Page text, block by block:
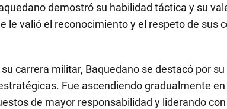
demostró su habilidad táctica y su
le valió el reconocimiento y el respeto de sus
carrera militar, Baquedano se destacó por
Fue ascendiendo gradualmente
de mayor responsabilidad y liderando